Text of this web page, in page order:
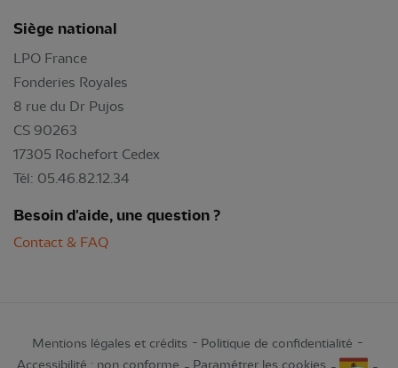
Siège national
LPO France
Fonderies Royales
8 rue du Dr Pujos
CS 90263
17305 Rochefort Cedex
Tél: 05.46.82.12.34
Besoin d'aide, une question ?
Contact & FAQ
Mentions légales et crédits
Politique de confidentialité
Accessibilité : non conforme
Paramétrer les cookies